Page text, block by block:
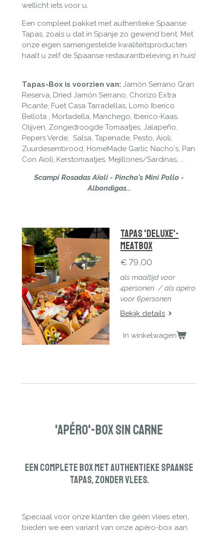
wellicht iets voor u.
Een compleet pakket met authentieke Spaanse
Tapas, zoals u dat in Spanje zo gewend bent. Met
onze eigen samengestelde kwaliteitsproducten
haalt u zelf de Spaanse restaurantbeleving in huis!
Tapas-Box is voorzien van: Jamón Serrano Gran
Reserva, Dried Jamón Serrano, Chorizo Extra
Picante, Fuet Casa Tarradellas, Lomo Iberico
Bellota , Mortadella, Manchego, Iberico-Kaas,
Olijven, Zongedroogde Tomaatjes, Jalapeño,
Pepers Verde, Salsa, Tapenade, Pesto, Aioli,
Zuurdesembrood, HomeMade Garlic Nacho's, Pan
Con Aioli, Kerstomaatjes, Mejillones/Sardinas, ...
Scampi Rosadas Aïoli- Pincho's Mini Pollo -
Albondigas...
Tapas 'Deluxe'-
MeatBox
€ 79,00
als maaltijd voor
4personen / als apéro
voor 6personen
Bekijk details
In winkelwagen
'Apéro'-Box Sin Carne
Een Complete box met authentieke Spaanse
tapas, zonder vlees.
Speciaal voor onze klanten die géén vlees eten,
bieden we een variant van onze apéro-box aan.